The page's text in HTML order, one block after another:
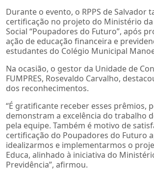
Durante o evento, o RPPS de Salvador
certificação no projeto do Ministério da
Social “Poupadores do Futuro”, após
ação de educação financeira e
estudantes do Colégio Municipal
Na ocasião, o gestor da Unidade de
FUMPRES, Rosevaldo Carvalho,
dos reconhecimentos.
“É gratificante receber esses prêmios,
demonstram a excelência do trabalho
pela equipe. Também é motivo de
certificação do Poupadores do Futuro
idealizarmos e implementarmos o
Educa, alinhado à iniciativa do
Previdência”, afirmou.